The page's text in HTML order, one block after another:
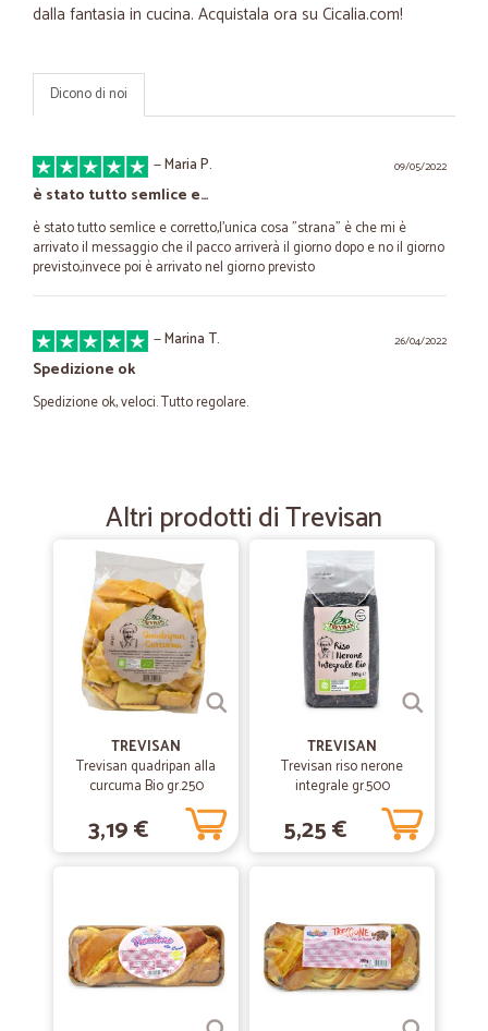
dalla fantasia in cucina. Acquistala ora su Cicalia.com!
Dicono di noi
09/05/2022
—Maria P.
è stato tutto semlice e…
è stato tutto semlice e corretto,l'unica cosa "strana" è che mi è
arrivato il messaggio che il pacco arriverà il giorno dopo e no il giorno
previsto,invece poi è arrivato nel giorno previsto
26/04/2022
—Marina T.
Spedizione ok
Spedizione ok, veloci. Tutto regolare.
tutto bene grazie
—Nadia S.
Incredibilmente veloci!
Incredibilmente veloci!
—Antonio C.
Ottimo passato di
Ottimo passato di pomodoro
Vasto assortimento . Prezzi competitivi. Servizio di consegna
impeccabile
Altri prodotti di Trevisan
TREVISAN
Trevisan quadripan alla
curcuma Bio gr.250
3,19 €
TREVISAN
Trevisan riso nerone
integrale gr.500
5,25 €